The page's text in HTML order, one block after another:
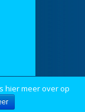
hier meer over op